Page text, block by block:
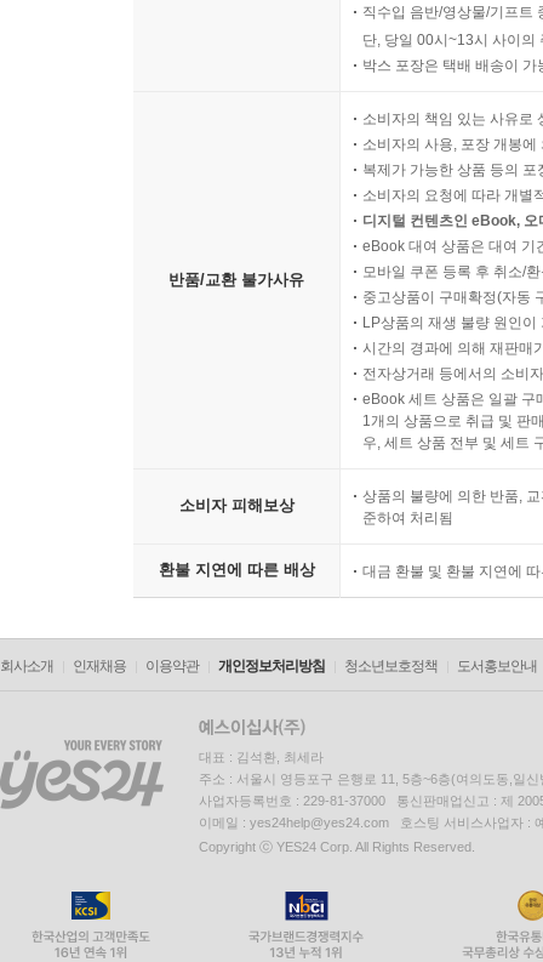
직수입 음반/영상물/기프트
단, 당일 00시~13시 사이의
박스 포장은 택배 배송이
반품/교환 불가사유
소비자의 책임 있는 사유로
소비자의 사용, 포장 개봉
복제가 가능한 상품 등의
소비자의 요청에 따라 개별
디지털 컨텐츠인 eBook,
eBook 대여 상품은 대여 기
모바일 쿠폰 등록 후 취소/
중고상품이 구매확정(자동
LP상품의 재생 불량 원인
시간의 경과에 의해 재판매
전자상거래 등에서의 소비
eBook 세트 상품은 일괄 구
1개의 상품으로 취급 및 판
우, 세트 상품 전부 및 세트
소비자 피해보상
상품의 불량에 의한 반품,
준하여 처리됨
환불 지연에 따른 배상 대금 환불 및 환불 지연에
회사소개 인재채용 이용약관 개인정보처리방침 청소년보호정책 도서홍보안내
대표 : 김석환, 최세라
주소 : 서울시 영등포구 은행로 11, 5층~6층(여의도동,일신
사업자등록번호 : 229-81-37000 통신판매업신고 : 제
이메일 : yes24help@yes24.com 호스팅 서비스사업자 :
Copyright ⓒ YES24 Corp. All Rights Reserved.